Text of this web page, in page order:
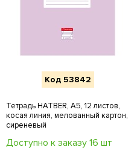
Код 53842
Тетрадь HATBER, А5, 12 листов,
косая линия, мелованный картон,
сиреневый
Доступно к заказу 16 шт